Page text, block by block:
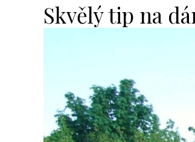
Skvělý tip na